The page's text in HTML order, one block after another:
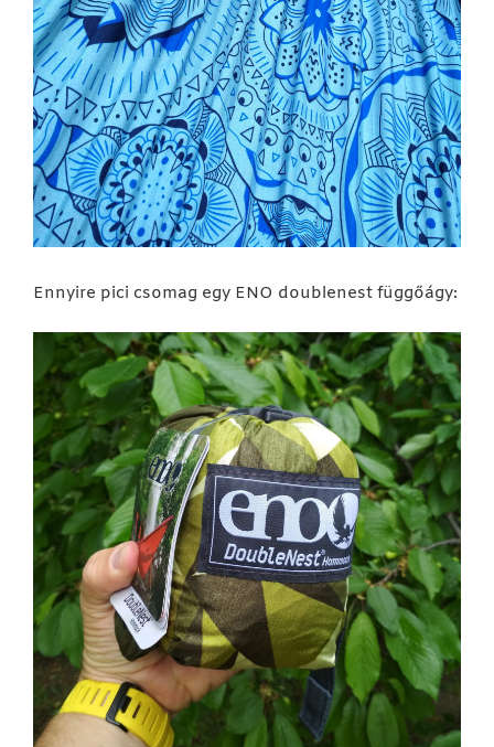
Ennyire pici csomag egy ENO doublenest függőágy: